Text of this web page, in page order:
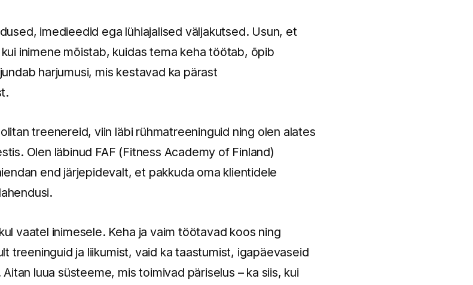
imedieedid ega lühiajalised väljakutsed. Usun, et
inimene mõistab, kuidas tema keha töötab, õpib
harjumusi, mis kestavad ka pärast
treenereid, viin läbi rühmatreeninguid ning olen alates
Olen läbinud FAF (Fitness Academy of Finland)
end järjepidevalt, et pakkuda oma klientidele
vaatel inimesele. Keha ja vaim töötavad koos ning
treeninguid ja liikumist, vaid ka taastumist, igapäevaseid
luua süsteeme, mis toimivad päriselus – ka siis, kui